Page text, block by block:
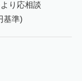
り応相談
基準)